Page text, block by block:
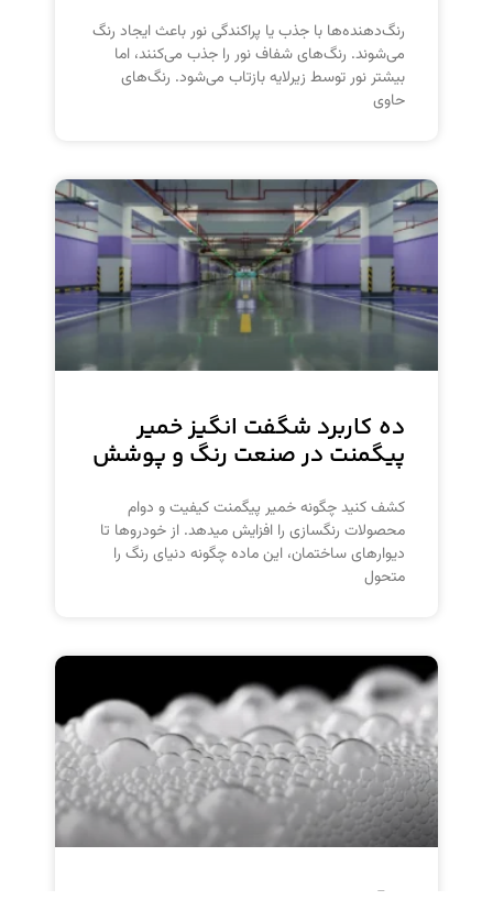
رنگ‌دهنده‌ها با جذب یا پراکندگی نور باعث ایجاد رنگ
می‌شوند. رنگ‌های شفاف نور را جذب می‌کنند، اما
بیشتر نور توسط زیرلایه بازتاب می‌شود. رنگ‌های
حاوی
ده کاربرد شگفت انگیز خمیر
پیگمنت در صنعت رنگ و پوشش
کشف کنید چگونه خمیر پیگمنت کیفیت و دوام
محصولات رنگسازی را افزایش میدهد. از خودروها تا
دیوارهای ساختمان، این ماده چگونه دنیای رنگ را
متحول